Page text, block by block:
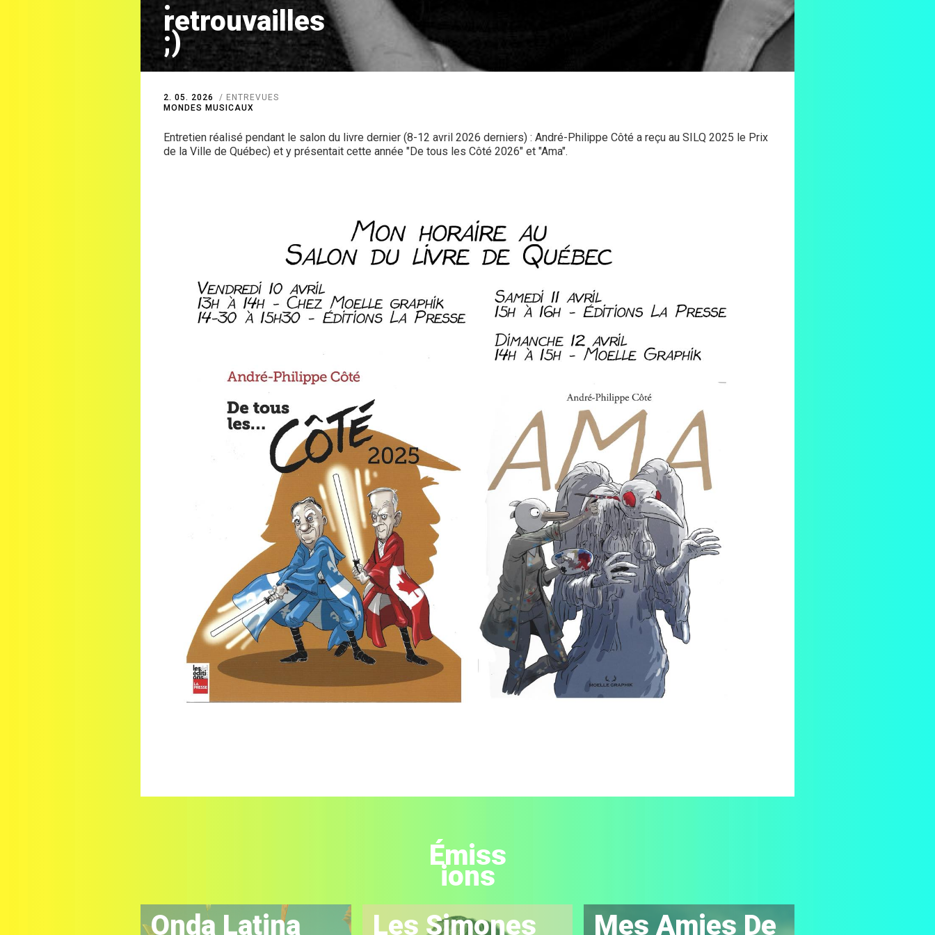
retrouvailles
;)
2. 05. 2026
ENTREVUES
MONDES MUSICAUX
Entretien réalisé pendant le salon du livre dernier (8-12 avril 2026 derniers) : André-Philippe Côté a reçu au SILQ 2025 le Prix
de la Ville de Québec) et y présentait cette année "De tous les Côté 2026" et "Ama".
Émiss
ions
Onda Latina
Les Simones Mes Amies De